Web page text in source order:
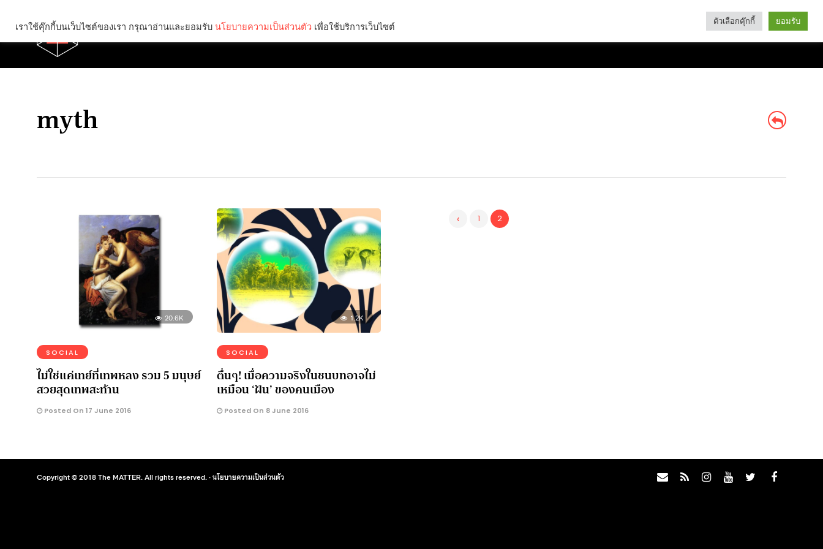
Categories
myth
20.6K
SOCIAL
ไม่ใช่แค่เทย์ที่เทพหลง รวม 5 มนุษย์
สวยสุดเทพสะท้าน
Posted On 17 June 2016
1.2K
SOCIAL
ตื่นๆ! เมื่อความจริงในชนบทอาจไม่
เหมือน ‘ฝัน’ ของคนเมือง
Posted On 8 June 2016
‹ 1 2
Copyright © 2018 The MATTER. All rights reserved. ·นโยบายความเป็นส่วนตัว
เราใช้คุ๊กกี้บนเว็บไซต์ของเรา กรุณาอ่านและยอมรับ นโยบายความเป็นส่วนตัว เพื่อใช้บริการเว็บไซต์ ตัวเลือกคุ๊กกี้ ยอมรับ